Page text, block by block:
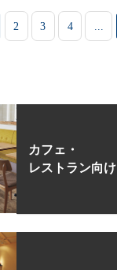
2 3 4 ...
カフェ・
レストラン向け